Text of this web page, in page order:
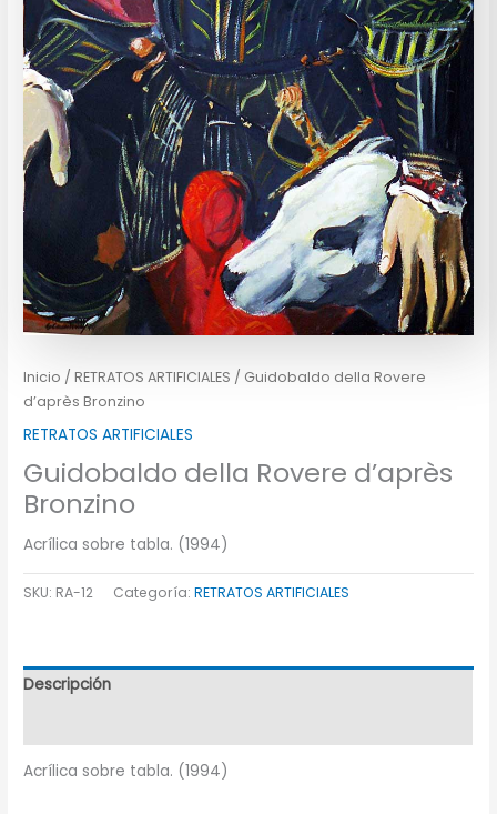
Inicio /RETRATOS ARTIFICIALES / Guidobaldo della Rovere
d’après Bronzino
RETRATOS ARTIFICIALES
Guidobaldo della Rovere d’après
Bronzino
Acrílica sobre tabla. (1994)
SKU: RA-12 Categoría:RETRATOS ARTIFICIALES
Descripción
Acrílica sobre tabla. (1994)